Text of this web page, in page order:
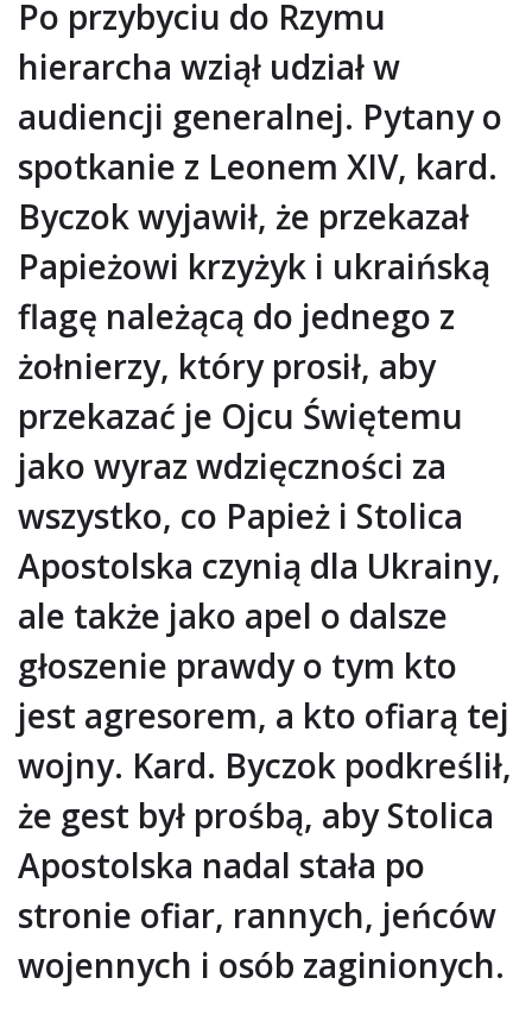
Po przybyciu do Rzymu
hierarcha wziął udział w
audiencji generalnej. Pytany o
spotkanie z Leonem XIV, kard.
Byczok wyjawił, że przekazał
Papieżowi krzyżyk i ukraińską
flagę należącą do jednego z
żołnierzy, który prosił, aby
przekazać je Ojcu Świętemu
jako wyraz wdzięczności za
wszystko, co Papież i Stolica
Apostolska czynią dla Ukrainy,
ale także jako apel o dalsze
głoszenie prawdy o tym kto
jest agresorem, a kto ofiarą tej
wojny. Kard. Byczok podkreślił,
że gest był prośbą, aby Stolica
Apostolska nadal stała po
stronie ofiar, rannych, jeńców
wojennych i osób zaginionych.